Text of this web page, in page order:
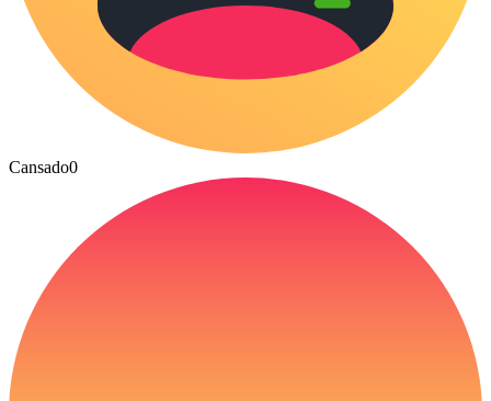
Cansado0